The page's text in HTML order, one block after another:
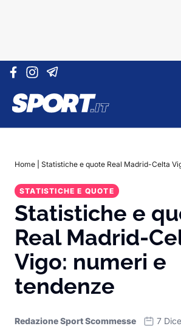
Vai al contenuto
Home Statistiche e quote Real Madrid-Celta
STATISTICHE E QUOTE
Statistiche e
Real Madrid-
Vigo: numeri e
tendenze
Redazione Sport Scommesse 7